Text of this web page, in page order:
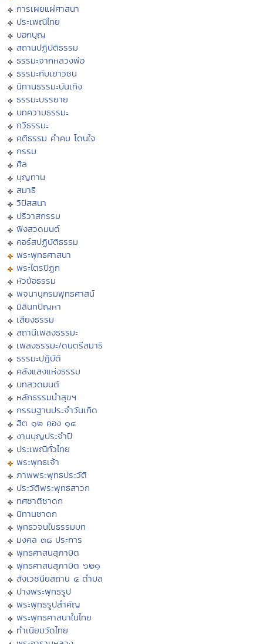
การเผยแผ่ศาสนา
ประเพณีไทย
บอกบุญ
สถานปฏิบัติธรรม
ธรรมะจากหลวงพ่อ
ธรรมะกับเยาวชน
นิทานธรรมะบันเทิง
ธรรมะบรรยาย
บทความธรรมะ
กวีธรรมะ
คติธรรม คำคม โดนใจ
กรรม
ศีล
บุญทาน
สมาธิ
วิปัสสนา
ปริวาสกรรม
ฟังสวดมนต์
คอร์สปฏิบัติธรรม
พระพุทธศาสนา
พระไตรปิฏก
หัวข้อธรรม
พจนานุกรมพุทธศาสน์
มิลินทปัญหา
เสียงธรรม
สถานีเพลงธรรมะ
เพลงธรรมะ/ดนตรีสมาธิ
ธรรมะปฏิบัติ
คลังแสงแห่งธรรม
บทสวดมนต์
หลักธรรมนำสุขฯ
กรรมฐานประจำวันเกิด
ฮีต ๑๒ คอง ๑๔
งานบุญประจำปี
ประเพณีทั่วไทย
พระพุทธเจ้า
ภาพพระพุทธประวัติ
ประวัติพระพุทธสาวก
ทศชาติชาดก
นิทานชาดก
พุทธวจนในธรรมบท
มงคล ๓๘ ประการ
พุทธศาสนสุภาษิต
พุทธศาสนสุภาษิต ๖๒๑
สังเวชนียสถาน ๔ ตำบล
ปางพระพุทธรูป
พระพุทธรูปสำคัญ
พระพุทธศาสนาในไทย
ทำเนียบวัดไทย